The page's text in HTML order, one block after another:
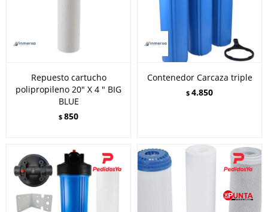
Repuesto cartucho
polipropileno 20" X 4 " BIG
BLUE
$ 850
Contenedor Carcaza triple
$ 4.850